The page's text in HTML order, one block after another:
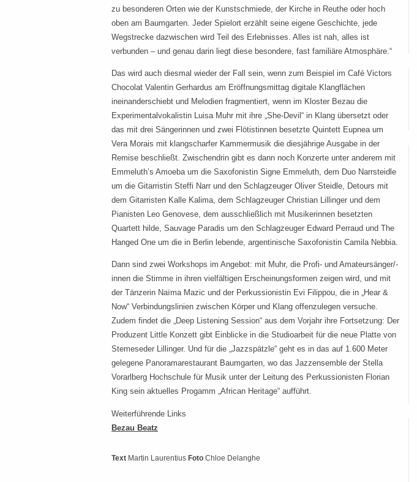
zu besonderen Orten wie der Kunstschmiede, der Kirche in Reuthe oder hoch
oben am Baumgarten. Jeder Spielort erzählt seine eigene Geschichte, jede
Wegstrecke dazwischen wird Teil des Erlebnisses. Alles ist nah, alles ist
verbunden – und genau darin liegt diese besondere, fast familiäre Atmosphäre.“
Das wird auch diesmal wieder der Fall sein, wenn zum Beispiel im Café Victors
Chocolat Valentin Gerhardus am Eröffnungsmittag digitale Klangflächen
ineinanderschiebt und Melodien fragmentiert, wenn im Kloster Bezau die
Experimentalvokalistin Luisa Muhr mit ihre „She-Devil“ in Klang übersetzt oder
das mit drei Sängerinnen und zwei Flötistinnen besetzte Quintett Eupnea um
Vera Morais mit klangscharfer Kammermusik die diesjährige Ausgabe in der
Remise beschließt. Zwischendrin gibt es dann noch Konzerte unter anderem mit
Emmeluth’s Amoeba um die Saxofonistin Signe Emmeluth, dem Duo Narrsteidle
um die Gitarristin Steffi Narr und den Schlagzeuger Oliver Steidle, Detours mit
dem Gitarristen Kalle Kalima, dem Schlagzeuger Christian Lillinger und dem
Pianisten Leo Genovese, dem ausschließlich mit Musikerinnen besetzten
Quartett hilde, Sauvage Paradis um den Schlagzeuger Edward Perraud und The
Hanged One um die in Berlin lebende, argentinische Saxofonistin Camila Nebbia.
Dann sind zwei Workshops im Angebot: mit Muhr, die Profi- und Amateursänger/-
innen die Stimme in ihren vielfältigen Erscheinungsformen zeigen wird, und mit
der Tänzerin Naïma Mazic und der Perkussionistin Evi Filippou, die in „Hear &
Now“ Verbindungslinien zwischen Körper und Klang offenzulegen versuche.
Zudem findet die „Deep Listening Session“ aus dem Vorjahr ihre Fortsetzung: Der
Produzent Little Konzett gibt Einblicke in die Studioarbeit für die neue Platte von
Stemeseder Lillinger. Und für die „Jazzspätzle“ geht es in das auf 1.600 Meter
gelegene Panoramarestaurant Baumgarten, wo das Jazzensemble der Stella
Vorarlberg Hochschule für Musik unter der Leitung des Perkussionisten Florian
King sein aktuelles Progamm „African Heritage“ aufführt.
Weiterführende Links
Bezau Beatz
Text Martin Laurentius Foto Chloe Delanghe